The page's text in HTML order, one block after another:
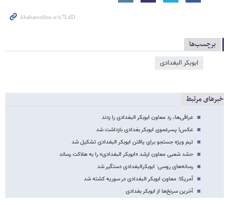
برچسب‌ها
ابوبکر البغدادی
خبرهای مرتبط
عراقی‌ها، رد معاون ابوبکر البغدادی را زدند
عکس| پسرعموی ابوبکر بغدادی بازداشت شد
تیم ویژه جستجو برای یافتن ابوبکر البغدادی تشکیل شد
حشد شعبی معاون ارشد «ابوبکر البغدادی» را به هلاکت رساند
رسانه‌های روسی: ابوبکر‌البغدادی دستگیر شد
آمریکا: معاون ابوبکر البغدادی در سوریه کشته شد
آخرین سرنخ‌ها از ابوبکر بغدادی